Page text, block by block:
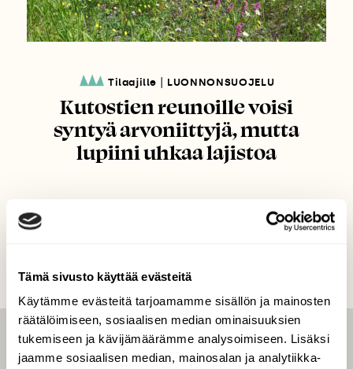
Tämä sivusto käyttää evästeitä
Käytämme evästeitä tarjoamamme sisällön ja mainosten
räätälöimiseen, sosiaalisen median ominaisuuksien
tukemiseen ja kävijämäärämme analysoimiseen. Lisäksi
jaamme sosiaalisen median, mainosalan ja analytiikka-
Tilaajille LUONNONSUOJELU
Kutostien reunoille voisi
syntyä arvoniittyjä, mutta
lupiini uhkaa lajistoa
LEHTI